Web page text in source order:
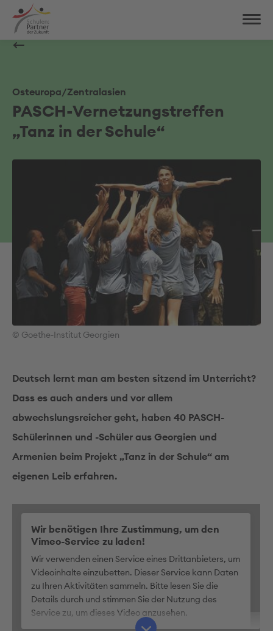
Osteuropa/Zentralasien
PASCH-Vernetzungstreffen
„Tanz in der Schule“
© Goethe-Institut Georgien
Deutsch lernt man am besten sitzend im Unterricht?
Dass es auch anders und vor allem
abwechslungsreicher geht, haben 40 PASCH-
Schülerinnen und -Schüler aus Georgien und
Armenien beim Projekt „Tanz in der Schule“ am
eigenen Leib erfahren.
Wir benötigen Ihre Zustimmung, um den
Vimeo-Service zu laden!
Wir verwenden einen Service eines Drittanbieters, um
Videoinhalte einzubetten. Dieser Service kann Daten
zu Ihren Aktivitäten sammeln. Bitte lesen Sie die
Details durch und stimmen Sie der Nutzung des
Service zu, um dieses Video anzusehen.